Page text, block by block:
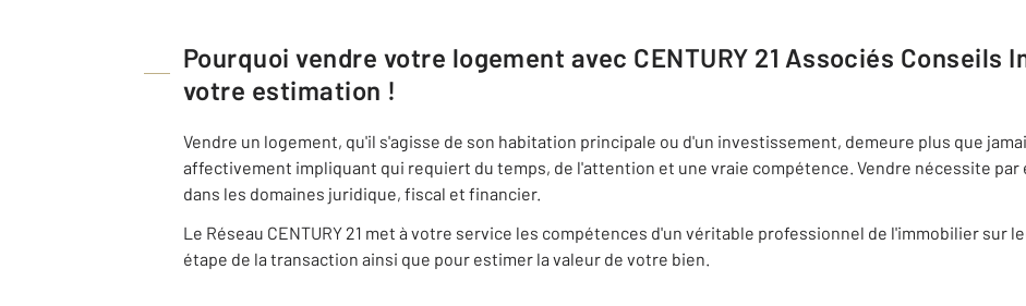
Pourquoi vendre votre logement avec CENTURY 21 Associés Conseils
votre estimation !
Vendre un logement, qu'il s'agisse de son habitation principale ou d'un investissement, demeure plus que
affectivement impliquant qui requiert du temps, de l'attention et une vraie compétence. Vendre nécessite par
dans les domaines juridique, fiscal et financier.
Le Réseau CENTURY 21 met à votre service les compétences d'un véritable professionnel de l'immobilier sur
étape de la transaction ainsi que pour estimer la valeur de votre bien.